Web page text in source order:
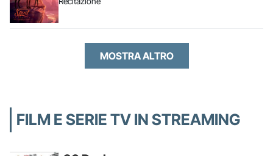
MOSTRA ALTRO
FILM E SERIE TV IN STREAMING